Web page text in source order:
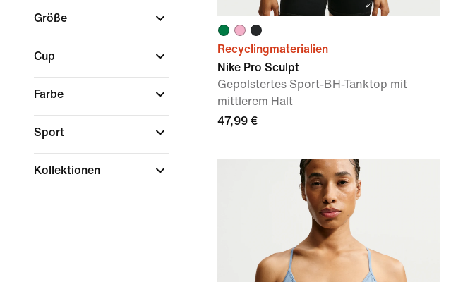
Größe
Cup
Farbe
Sport
Kollektionen
Recyclingmaterialien
Nike Pro Sculpt
Gepolstertes Sport-BH-Tanktop mit
mittlerem Halt
47,99 €